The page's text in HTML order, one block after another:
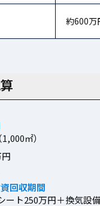
約600万
㎡）
回収期間
ト250万円＋換気設備